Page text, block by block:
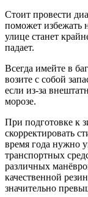
Стоит провести
поможет избежать
улице станет
падает.
Всегда имейте в
возите с собой
если из-за
морозе.
При подготовке к
скорректировать
время года нужно
транспортных
различных
качественной
значительно